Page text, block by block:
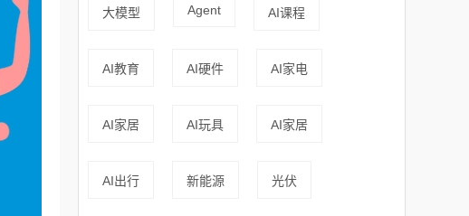
大模型 Agent AI课程
AI教育 AI硬件 AI家电
AI家居 AI玩具 AI家居
AI出行 新能源 光伏